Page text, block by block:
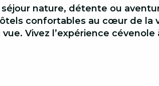
nature, détente ou
confortables au cœur de la
Vivez l’expérience